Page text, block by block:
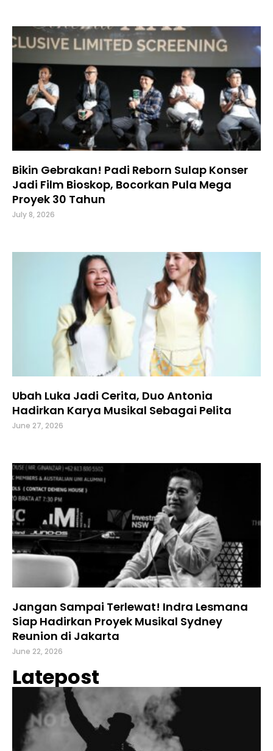
Bikin Gebrakan! Padi Reborn Sulap Konser
Jadi Film Bioskop, Bocorkan Pula Mega
Proyek 30 Tahun
July 8, 2026
Ubah Luka Jadi Cerita, Duo Antonia
Hadirkan Karya Musikal Sebagai Pelita
June 27, 2026
Jangan Sampai Terlewat! Indra Lesmana
Siap Hadirkan Proyek Musikal Sydney
Reunion di Jakarta
June 22, 2026
Latepost